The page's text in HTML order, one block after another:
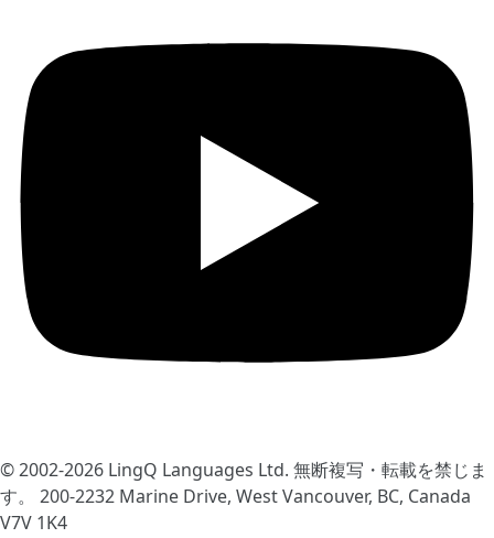
© 2002-2026 LingQ Languages Ltd. 無断複写・転載を禁じま
す。 200-2232 Marine Drive, West Vancouver, BC, Canada
V7V 1K4